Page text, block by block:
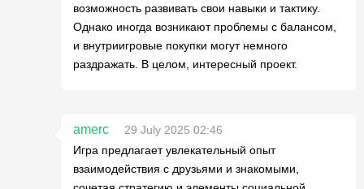
возможность развивать свои навыки и тактику.
Однако иногда возникают проблемы с балансом,
и внутриигровые покупки могут немного
раздражать. В целом, интересный проект.
amerc
29 July 2025 02:46
Игра предлагает увлекательный опыт
взаимодействия с друзьями и знакомыми,